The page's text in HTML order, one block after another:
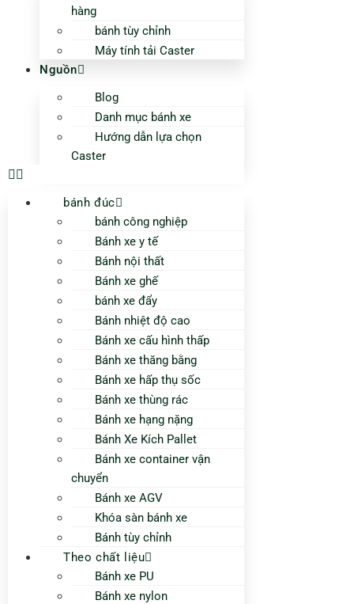
hàng
bánh tùy chỉnh
Máy tính tải Caster
Nguồn
Blog
Danh mục bánh xe
Hướng dẫn lựa chọn
Caster
bánh đúc
bánh công nghiệp
Bánh xe y tế
Bánh nội thất
Bánh xe ghế
bánh xe đẩy
Bánh nhiệt độ cao
Bánh xe cấu hình thấp
Bánh xe thăng bằng
Bánh xe hấp thụ sốc
Bánh xe thùng rác
Bánh xe hạng nặng
Bánh Xe Kích Pallet
Bánh xe container vận
chuyển
Bánh xe AGV
Khóa sàn bánh xe
Bánh tùy chỉnh
Theo chất liệu
Bánh xe PU
Bánh xe nylon